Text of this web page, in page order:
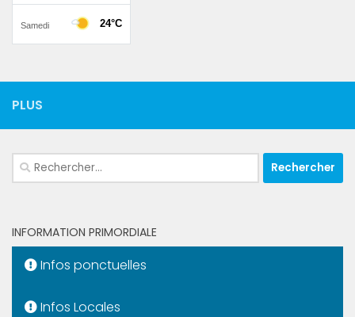
PLUS
Rechercher :
INFORMATION PRIMORDIALE
Infos ponctuelles
Infos Locales